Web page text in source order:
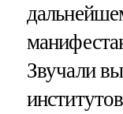
Звучали